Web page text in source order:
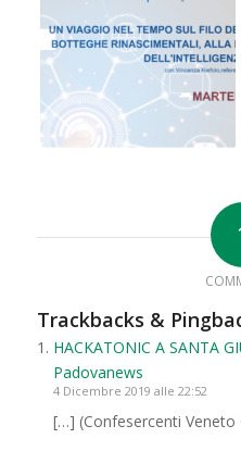
Trackbacks &
HACKATONIC A SANTA
Padovanews
4 Dicembre 2019 alle 22:52
[…] (Confesercenti